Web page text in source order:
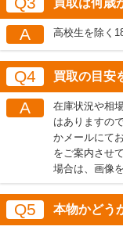
A 高校生を除く
Q4 買取の目安
A
在庫状況や相
はありますの
かメールにて
をご案内させ
場合は、画像
Q5 本物かどう